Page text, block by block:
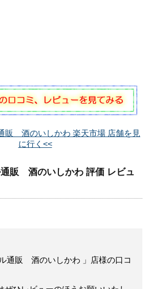
販 酒のいしかわ 楽天市場 店舗を見
に行く<<
販 酒のいしかわ 評価 レビュ
ル通販 酒のいしかわ 」店様の口コ